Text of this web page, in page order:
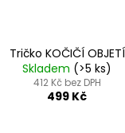
Tričko KOČIČÍ OBJETÍ
Skladem (>5 ks)
412 Kč bez DPH
499 Kč